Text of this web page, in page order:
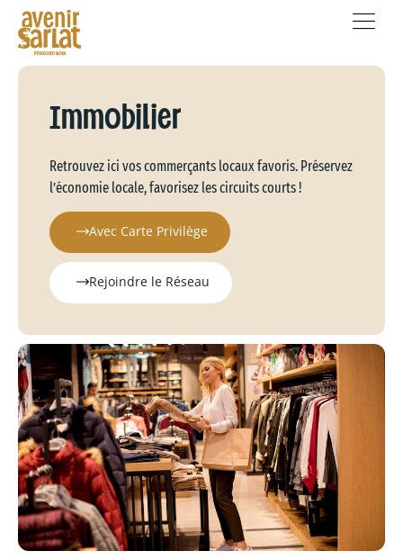
Immobilier
Retrouvez ici vos commerçants locaux favoris. Préservez
l’économie locale, favorisez les circuits courts !
Avec Carte Privilège
Rejoindre le Réseau